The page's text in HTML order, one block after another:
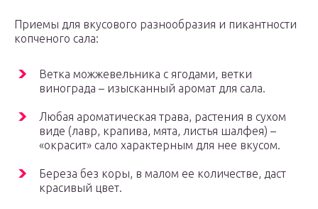
Приемы для вкусового разнообразия и пикантности
копченого сала:
Ветка можжевельника с ягодами, ветки
винограда – изысканный аромат для сала.
Любая ароматическая трава, растения в сухом
виде (лавр, крапива, мята, листья шалфея) –
«окрасит» сало характерным для нее вкусом.
Береза без коры, в малом ее количестве, даст
красивый цвет.